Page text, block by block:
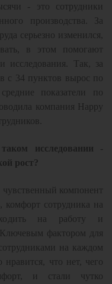
- это сотрудники
производства. За
серьезно изменился,
в этом помогают
исследования. Так, за
с 34 пунктов вырос по
показатели по
компания Happy
исследовании -
рост?
чувственный компонент
комфорт сотрудника на
на работу и
фактором для
на каждом
что нет, чего
и стали чутко